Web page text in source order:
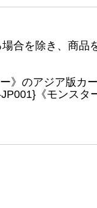
合を除き、商品
》のアジア版カ
《モンスタ